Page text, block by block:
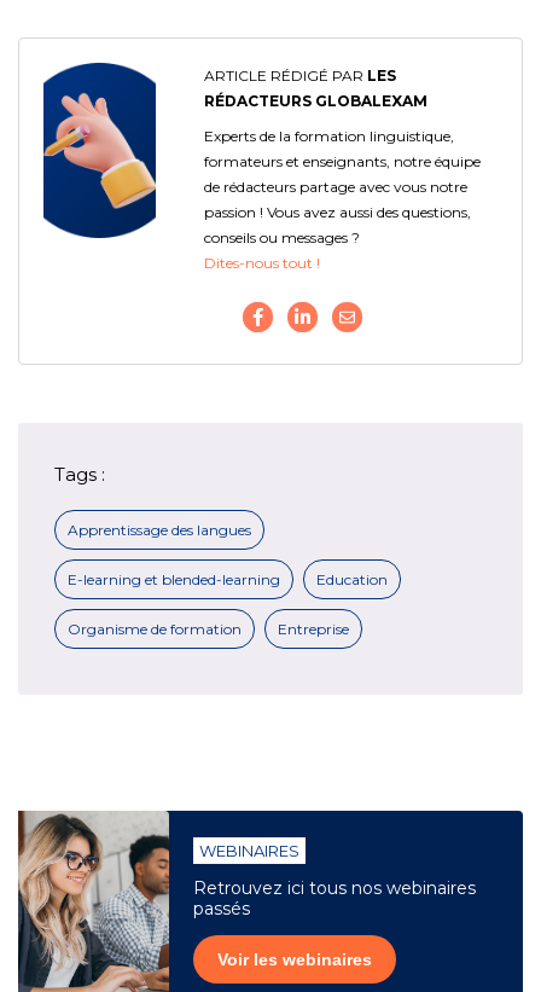
ARTICLE RÉDIGÉ PAR LES
RÉDACTEURS GLOBALEXAM
Experts de la formation linguistique,
formateurs et enseignants, notre équipe
de rédacteurs partage avec vous notre
passion ! Vous avez aussi des questions,
conseils ou messages ?
Dites-nous tout !
Tags :
Apprentissage des langues
E-learning et blended-learning Education
Organisme de formation Entreprise
WEBINAIRES
Retrouvez ici tous nos webinaires
passés
Voir les webinaires